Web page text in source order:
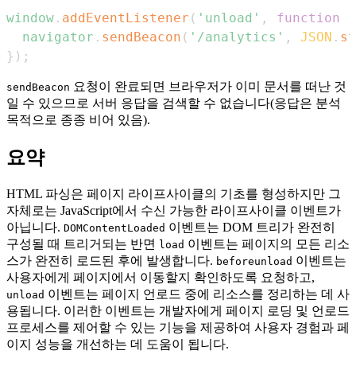
window . addEventListener ( 'unload' , function
navigator . sendBeacon ( '/analytics' , JSON .
} ) ;
sendBeacon 요청이 완료되면 브라우저가 이미 문서를 떠난 것
일 수 있으므로 서버 응답을 검색할 수 없습니다(응답은 분석
목적으로 종종 비어 있음).
요약
HTML 파싱은 페이지 라이프사이클의 기초를 형성하지만 그
자체로는 JavaScript에서 수신 가능한 라이프사이클 이벤트가
아닙니다. DOMContentLoaded 이벤트는 DOM 트리가 완전히
구성될 때 트리거되는 반면 load 이벤트는 페이지의 모든 리소
스가 완전히 로드된 후에 발생합니다. beforeunload 이벤트는
사용자에게 페이지에서 이동할지 확인하도록 요청하고,
unload 이벤트는 페이지 언로드 중에 리소스를 정리하는 데 사
용됩니다. 이러한 이벤트는 개발자에게 페이지 로딩 및 언로드
프로세스를 제어할 수 있는 기능을 제공하여 사용자 경험과 페
이지 성능을 개선하는 데 도움이 됩니다.